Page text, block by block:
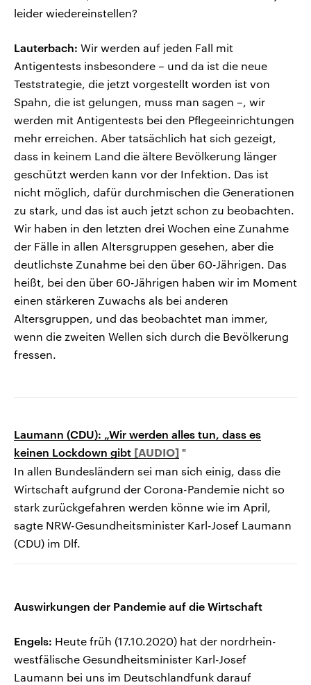
leider wiedereinstellen?
Lauterbach: Wir werden auf jeden Fall mit
Antigentests insbesondere – und da ist die neue
Teststrategie, die jetzt vorgestellt worden ist von
Spahn, die ist gelungen, muss man sagen –, wir
werden mit Antigentests bei den Pflegeeinrichtungen
mehr erreichen. Aber tatsächlich hat sich gezeigt,
dass in keinem Land die ältere Bevölkerung länger
geschützt werden kann vor der Infektion. Das ist
nicht möglich, dafür durchmischen die Generationen
zu stark, und das ist auch jetzt schon zu beobachten.
Wir haben in den letzten drei Wochen eine Zunahme
der Fälle in allen Altersgruppen gesehen, aber die
deutlichste Zunahme bei den über 60-Jährigen. Das
heißt, bei den über 60-Jährigen haben wir im Moment
einen stärkeren Zuwachs als bei anderen
Altersgruppen, und das beobachtet man immer,
wenn die zweiten Wellen sich durch die Bevölkerung
fressen.
Laumann (CDU): „Wir werden alles tun, dass es
keinen Lockdown gibt
"
In allen Bundesländern sei man sich einig, dass die
Wirtschaft aufgrund der Corona-Pandemie nicht so
stark zurückgefahren werden könne wie im April,
sagte NRW-Gesundheitsminister Karl-Josef Laumann
(CDU) im Dlf.
Auswirkungen der Pandemie auf die Wirtschaft
Engels: Heute früh (17.10.2020) hat der nordrhein-
westfälische Gesundheitsminister Karl-Josef
Laumann bei uns im Deutschlandfunk darauf